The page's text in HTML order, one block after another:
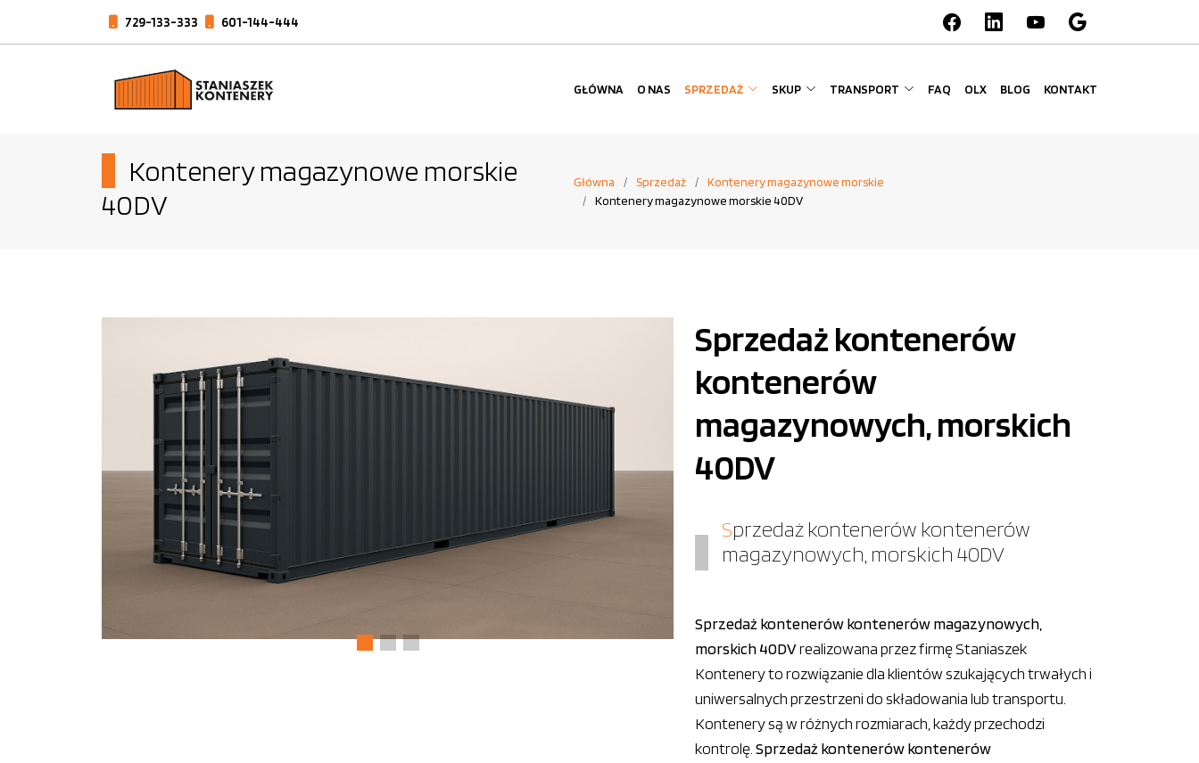
729-133-333 601-144-444
GŁÓWNA O NAS SPRZEDAŻ SKUP TRANSPORT FAQ OLX BLOG KONTAKT
Kontenery magazynowe morskie
40DV
Główna Sprzedaż
Kontenery magazynowe morskie
Kontenery magazynowe morskie 40DV
Sprzedaż kontenerów
kontenerów
magazynowych, morskich
40DV
Sprzedaż kontenerów kontenerów
magazynowych, morskich 40DV
Sprzedaż kontenerów kontenerów magazynowych,
morskich 40DVrealizowana przez firmę Staniaszek
Kontenery to rozwiązanie dla klientów szukających trwałych i
uniwersalnych przestrzeni do składowania lub transportu.
Kontenery są w różnych rozmiarach, każdy przechodzi
kontrolę. Sprzedaż kontenerów kontenerów